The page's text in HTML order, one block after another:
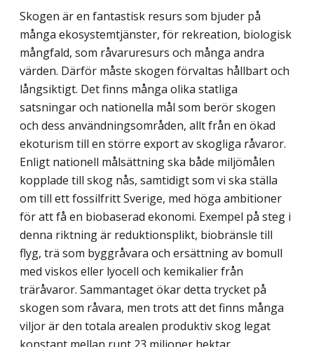
Skogen är en fantastisk resurs som bjuder på
många ekosystemtjänster, för rekreation, biologisk
mångfald, som råvaruresurs och många andra
värden. Därför måste skogen förvaltas hållbart och
långsiktigt. Det finns många olika statliga
satsningar och nationella mål som berör skogen
och dess användningsområden, allt från en ökad
ekoturism till en större export av skogliga råvaror.
Enligt nationell målsättning ska både miljömålen
kopplade till skog nås, samtidigt som vi ska ställa
om till ett fossilfritt Sverige, med höga ambitioner
för att få en biobaserad ekonomi. Exempel på steg i
denna riktning är reduktionsplikt, biobränsle till
flyg, trä som byggråvara och ersättning av bomull
med viskos eller lyocell och kemikalier från
träråvaror. Sammantaget ökar detta trycket på
skogen som råvara, men trots att det finns många
viljor är den totala arealen produktiv skog legat